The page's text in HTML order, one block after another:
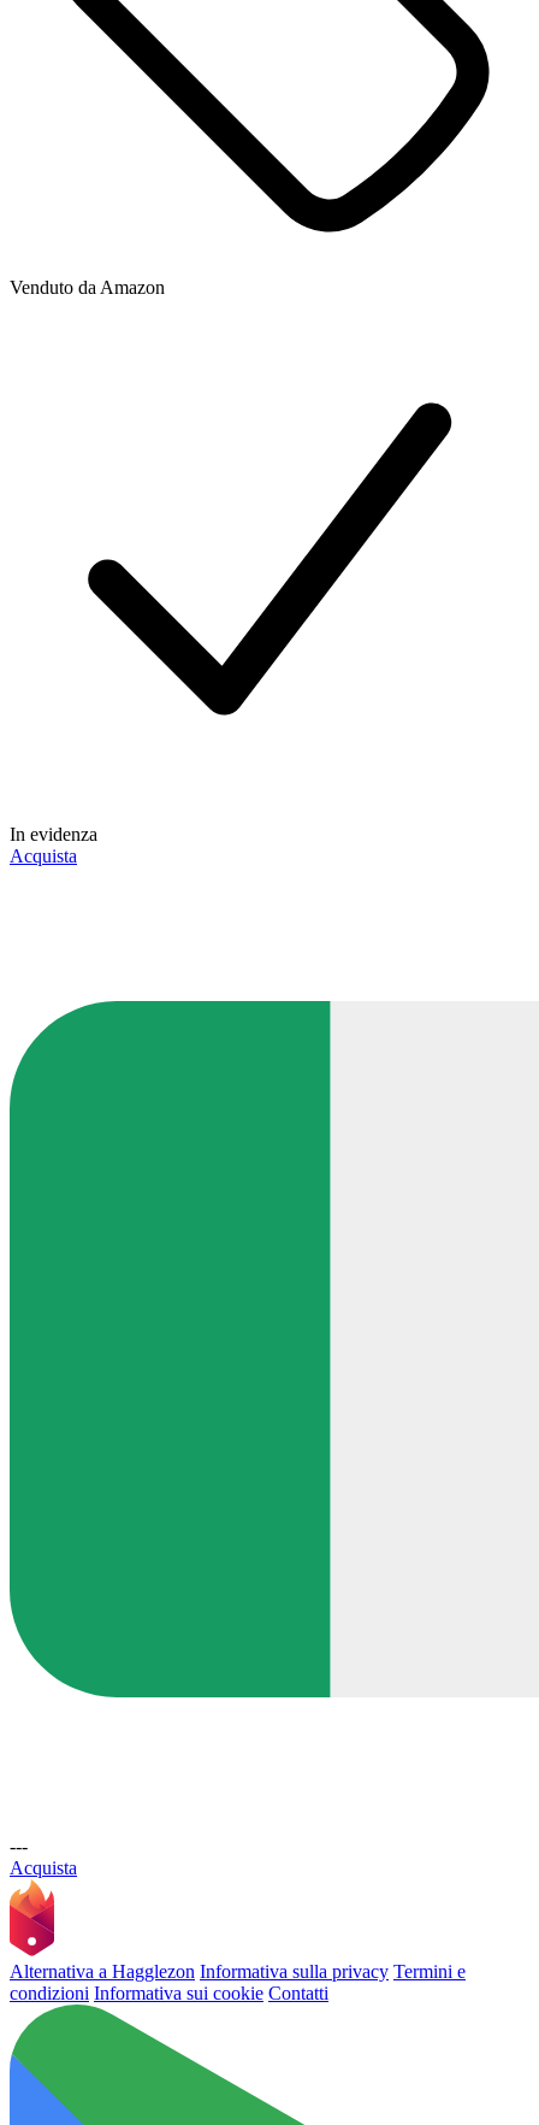
Venduto da Amazon
In evidenza
Acquista
---
Acquista
Alternativa a Hagglezon Informativa sulla privacy Termini e
condizioni Informativa sui cookie Contatti